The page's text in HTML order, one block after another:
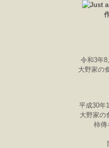
令和3年
大野家の
平成30年
大野家
柿傳